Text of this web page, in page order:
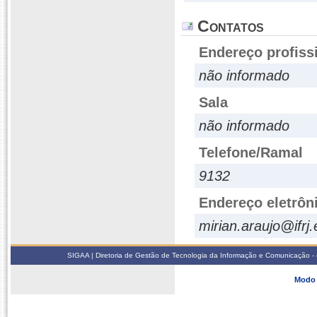
Contatos
Endereço
não informado
Sala
não informado
Telefone/Ramal
9132
Endereço
SIGAA | Diretoria de Gestão de Tecnologia da Informação e
Modo